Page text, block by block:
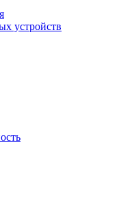
устройств